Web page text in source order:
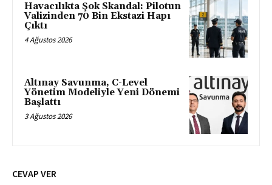
Havacılıkta Şok Skandal: Pilotun
Valizinden 70 Bin Ekstazi Hapı
Çıktı
4 Ağustos 2026
Altınay Savunma, C-Level
Yönetim Modeliyle Yeni Dönemi
Başlattı
3 Ağustos 2026
CEVAP VER